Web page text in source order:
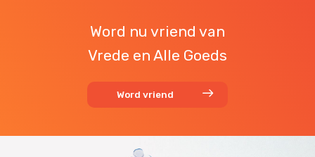
Word nu vriend van
Vrede en Alle Goeds
Word vriend